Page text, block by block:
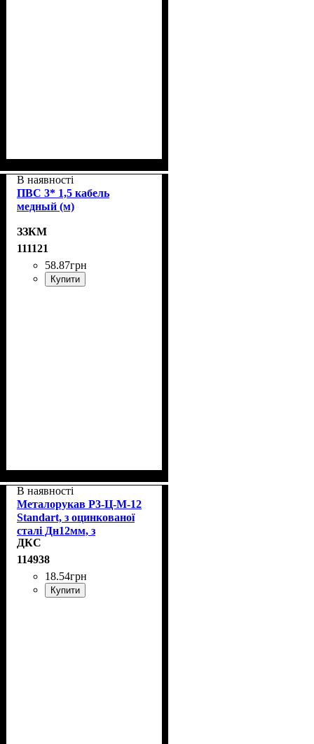
В наявності
ПВС 3* 1,5 кабель
медный (м)
ЗЗКМ
111121
58.87грн
Купити
В наявності
Металорукав Р3-Ц-М-12
Standart, з оцинкованої
сталі Дн12мм, з
протяжкою, ДКС 6191-
5012
ДКС
114938
18.54грн
Купити